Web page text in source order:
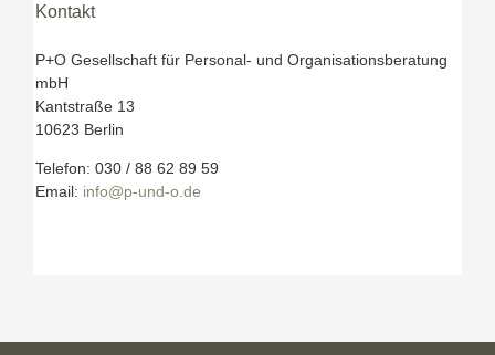
Kontakt
P+O Gesellschaft für Personal- und Organisationsberatung
mbH
Kantstraße 13
10623 Berlin
Telefon: 030 / 88 62 89 59
Email: info@p-und-o.de